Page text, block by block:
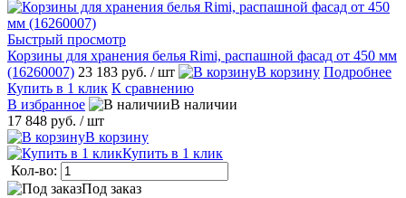
Быстрый просмотр
Корзины для хранения белья Rimi, распашной фасад от 450 мм
(16260007) 23 183 руб. / шт В корзину Подробнее
Купить в 1 клик К сравнению
В избранное
В наличии
17 848 руб. / шт
В корзину
Купить в 1 клик
Кол-во:
Под заказ